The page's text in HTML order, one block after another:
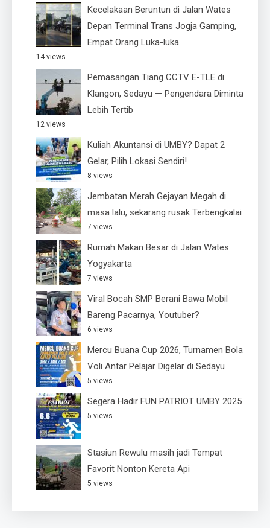
Kecelakaan Beruntun di Jalan Wates
Depan Terminal Trans Jogja Gamping,
Empat Orang Luka-luka
14 views
Pemasangan Tiang CCTV E-TLE di
Klangon, Sedayu — Pengendara Diminta
Lebih Tertib
12 views
Kuliah Akuntansi di UMBY? Dapat 2
Gelar, Pilih Lokasi Sendiri!
8 views
Jembatan Merah Gejayan Megah di
masa lalu, sekarang rusak Terbengkalai
7 views
Rumah Makan Besar di Jalan Wates
Yogyakarta
7 views
Viral Bocah SMP Berani Bawa Mobil
Bareng Pacarnya, Youtuber?
6 views
Mercu Buana Cup 2026, Turnamen Bola
Voli Antar Pelajar Digelar di Sedayu
5 views
Segera Hadir FUN PATRIOT UMBY 2025
5 views
Stasiun Rewulu masih jadi Tempat
Favorit Nonton Kereta Api
5 views